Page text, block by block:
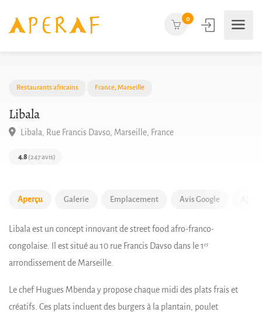
0
Libala
Aperçu Galerie Emplacement Avis Google
Libala est un concept innovant de street food afro-franco-
congolaise. Il est situé au 10 rue Francis Davso dans le 1ᵉʳ
arrondissement de Marseille.
Le chef Hugues Mbenda y propose chaque midi des plats frais et
créatifs. Ces plats incluent des burgers à la plantain, poulet